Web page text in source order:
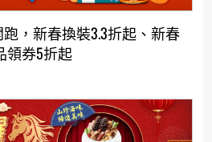
，新春換裝3.3折起、新春
領券5折起